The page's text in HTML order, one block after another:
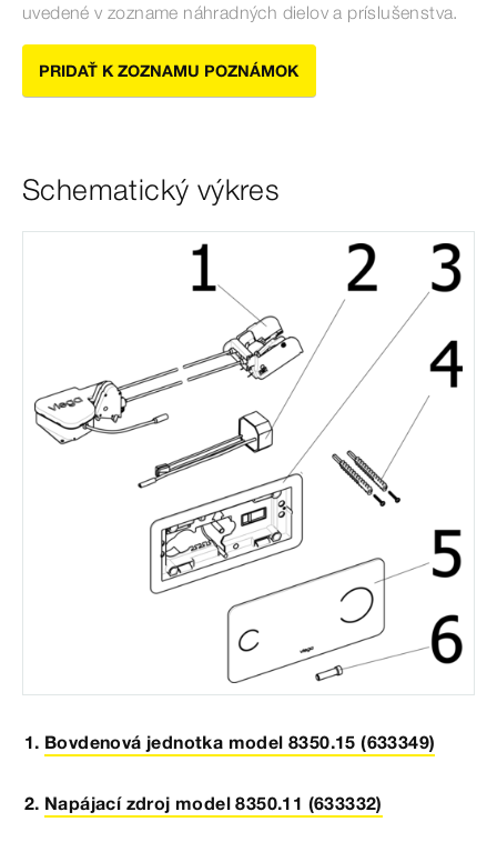
uvedené vzozname náhradných dielov a príslušenstva.
PRIDAŤ K ZOZNAMU POZNÁMOK
Schematický výkres
Bovdenová jednotka model 8350.15 (633349)
Napájací zdroj model 8350.11 (633332)